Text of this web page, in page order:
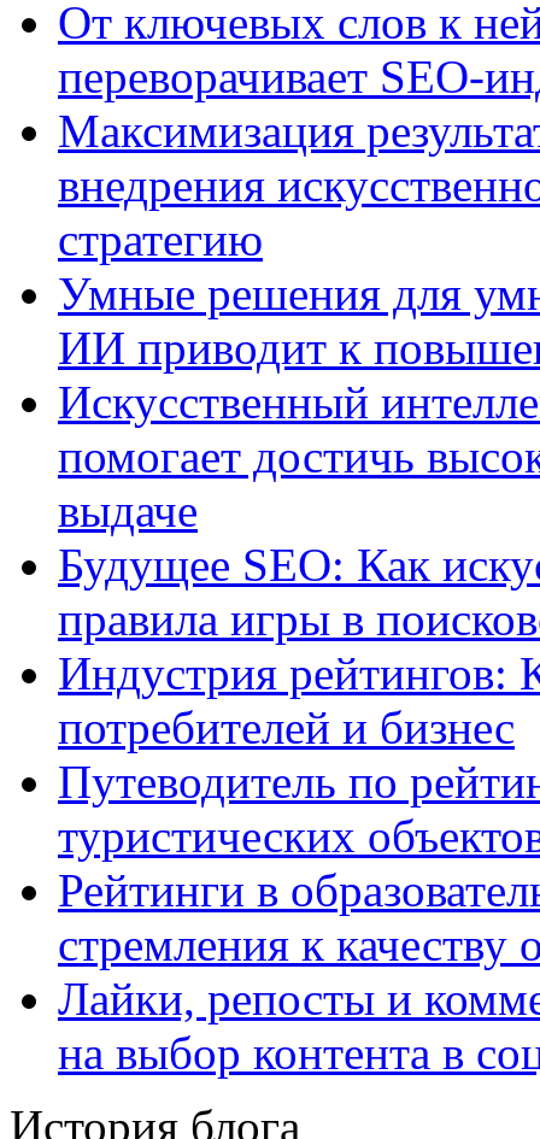
От ключевых слов к
переворачивает SEO-
Максимизация
внедрения
стратегию
Умные решения для
ИИ приводит к
Искусственный
помогает достичь
выдаче
Будущее SEO: Как
правила игры в
Индустрия рейтингов:
потребителей и бизнес
Путеводитель по
туристических
Рейтинги в
стремления к качеству
Лайки, репосты и
на выбор контента в
История блога